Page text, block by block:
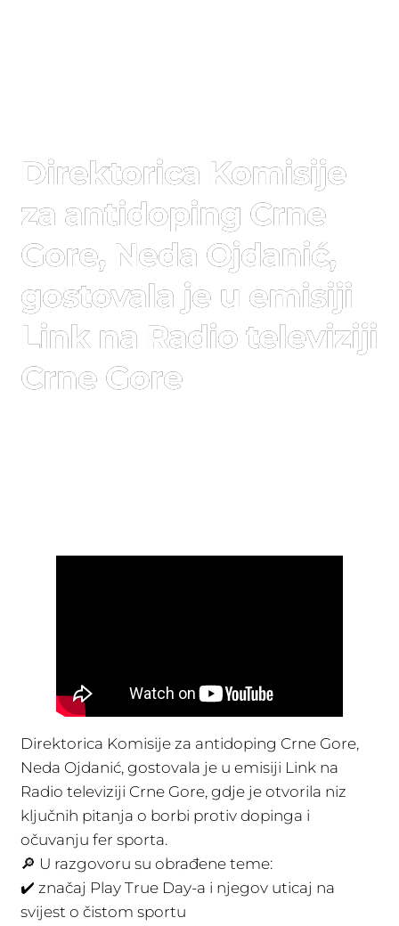
Direktorica Komisije
za antidoping Crne
Gore, Neda Ojdanić,
gostovala je u emisiji
Link na Radio televiziji
Crne Gore
Direktorica Komisije za antidoping Crne Gore,
Neda Ojdanić, gostovala je u emisiji Link na
Radio televiziji Crne Gore, gdje je otvorila niz
ključnih pitanja o borbi protiv dopinga i
očuvanju fer sporta.
🔎 U razgovoru su obrađene teme:
✔️ značaj Play True Day-a i njegov uticaj na
svijest o čistom sportu